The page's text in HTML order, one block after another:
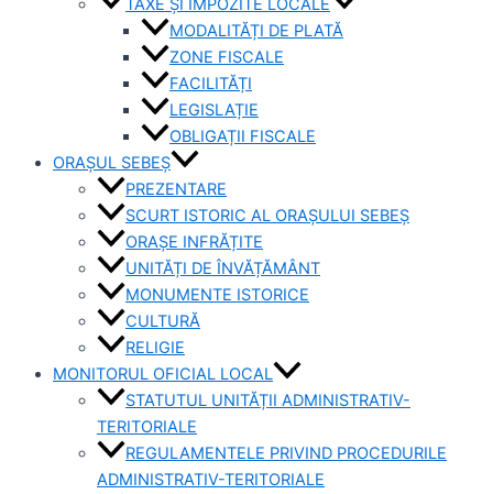
MODALITĂȚI DE PLATĂ
ZONE FISCALE
FACILITĂȚI
LEGISLAȚIE
OBLIGAȚII FISCALE
ORAȘUL SEBEȘ
PREZENTARE
SCURT ISTORIC AL ORAȘULUI SEBEȘ
ORAȘE INFRĂȚITE
UNITĂȚI DE ÎNVĂȚĂMÂNT
MONUMENTE ISTORICE
CULTURĂ
RELIGIE
MONITORUL OFICIAL LOCAL
STATUTUL UNITĂȚII ADMINISTRATIV-
TERITORIALE
REGULAMENTELE PRIVIND PROCEDURILE
ADMINISTRATIV-TERITORIALE